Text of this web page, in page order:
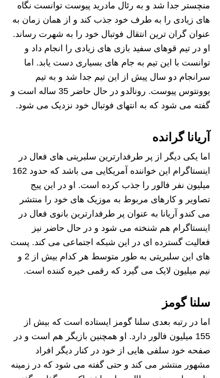
منچستر جدا شد و به رئال مادرید پیوست توانست نگاه
های زیادی را به طرف خود جذب کند و از همان زمان به
عنوان گران ترین انتقال فوتبال خود را به شهرت رساند.
او در تیم قوهای سفید بازی های زیادی را انجام داد و
توانست با این تیم به جام های بسیاری دست یابد. اما
سرانجام دو سال پیش از این تیم جدا شد و به تیم
یوونتوس پیوست. رونالدو در حال حاضر 35 ساله است و
گفته می شود که به انتهای فوتبال خود نزدیک می شود.
آریانا گرانده
اما یکی دیگر از پر طرفدارترین سلبریتی های فعال در
اینستاگرام این خواننده آمریکایی می باشد که حدود 162
میلیون نفر فالور را جذب کرده است. او در این پیج
تصاویر و کارهای مربوط به موزیک های خود را منتشر
می کندو آریانا به عنوان پر طرفدارترین بانوی فعال در
اینستاگرام هم شنخته می شود و در حال حاضر نیز
فعالیت گسترده ای در این شبکه اجتماعی می کند. پست
های این سلبریتی به طور متوسط هر کدام بیش از 2 و
نیم میلیون لایک می گیرد که رقمی خیره کننده است.
سلنا گومز
اما در رتبه بعدی سلنا گومز ایستاده است که بیش از
155 میلیون فالور دارد. او همچنین بازیگر هم است و در
صفحه خود سلفی هایی از خود در کنار دیگر افراد
مشهور منتشر می کند و حتی گفته می شود که در زمینه